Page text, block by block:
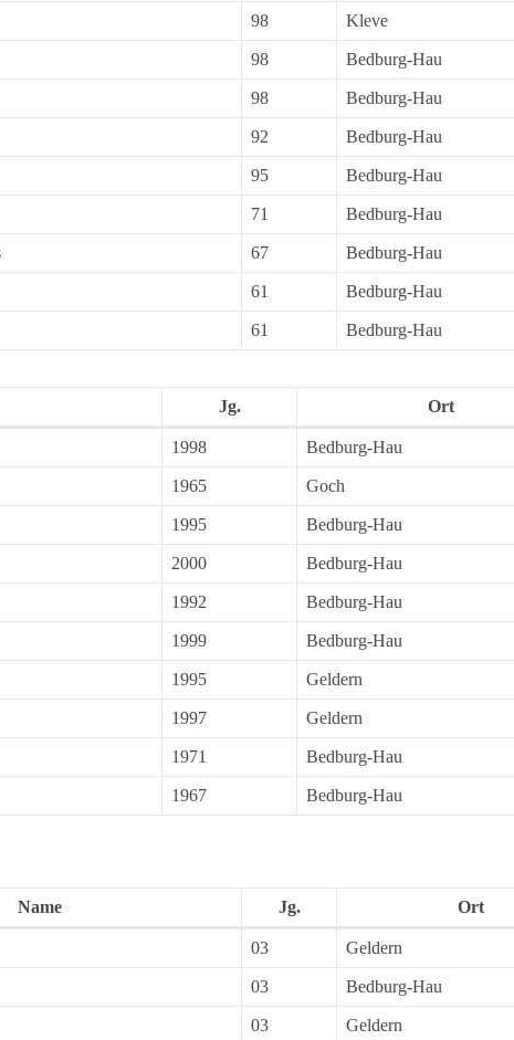
98 Kleve
98 Bedburg-Hau
98 Bedburg-Hau
92 Bedburg-Hau
95 Bedburg-Hau
71 Bedburg-Hau
67 Bedburg-Hau
61 Bedburg-Hau
61 Bedburg-Hau
Jg. Ort
1998 Bedburg-Hau
1965 Goch
1995 Bedburg-Hau
2000 Bedburg-Hau
1992 Bedburg-Hau
1999 Bedburg-Hau
1995 Geldern
1997 Geldern
1971 Bedburg-Hau
1967 Bedburg-Hau
Name Jg. Ort
03 Geldern
03 Bedburg-Hau
03 Geldern